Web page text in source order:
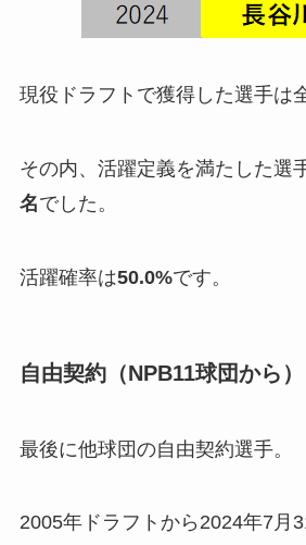
現役ドラフトで獲得した選手は
その内、活躍定義を満たした選
名でした。
活躍確率は50.0%です。
自由契約（NPB11球団から）
最後に他球団の自由契約選手。
2005年ドラフトから2024年7月